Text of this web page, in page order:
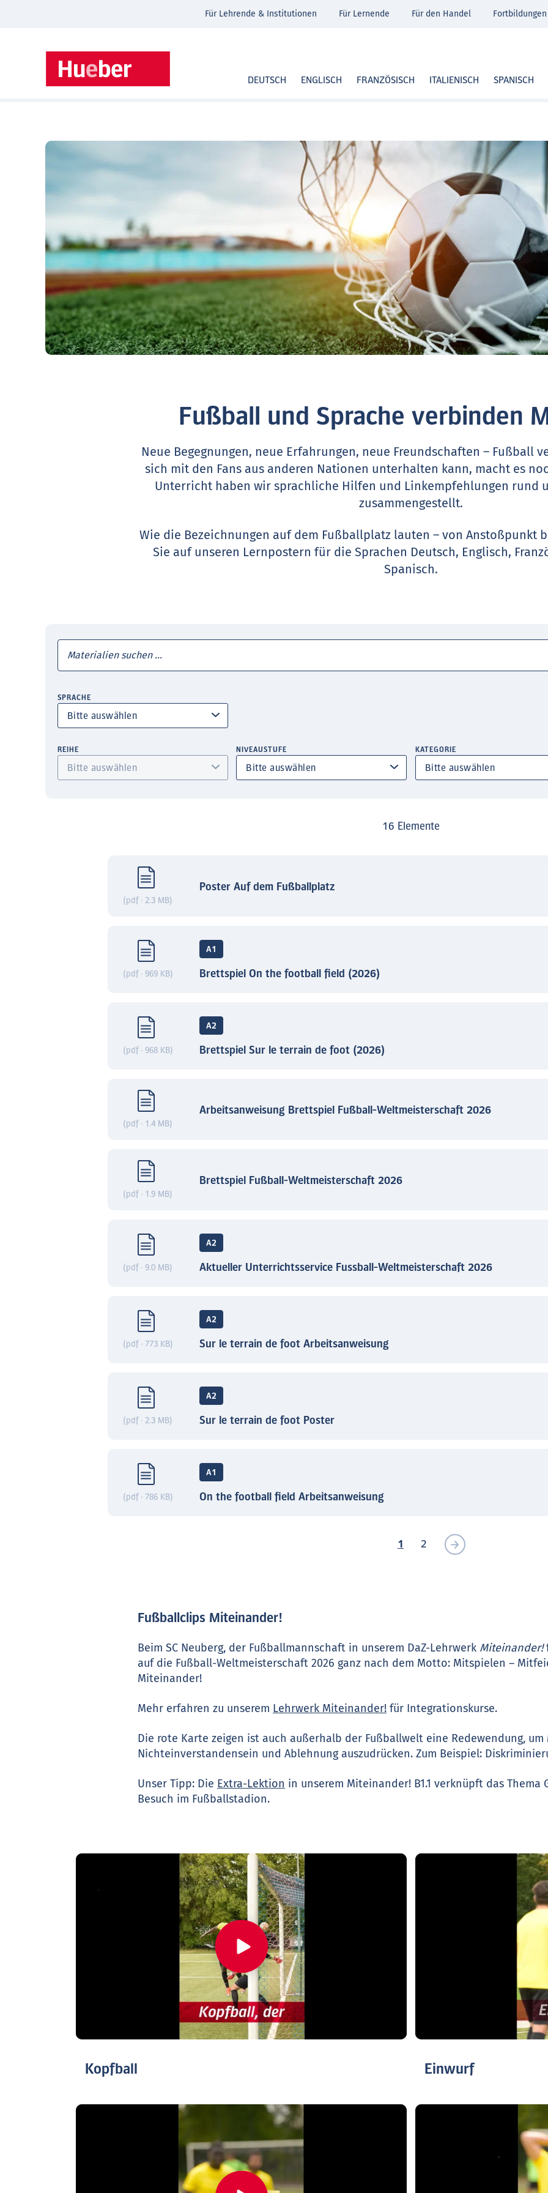
DEUTSCH ENGLISCH FRANZÖSISCH ITALIENISCH SPANISCH
Für Lehrende & Institutionen Für Lernende Für den Handel Fortbildungen
Fußball und Sprache verbinden
Neue Begegnungen, neue Erfahrungen, neue Freundschaften – Fußball
sich mit den Fans aus anderen Nationen unterhalten kann, macht es
Unterricht haben wir sprachliche Hilfen und Linkempfehlungen rund
zusammengestellt.
Wie die Bezeichnungen auf dem Fußballplatz lauten – von Anstoßpunkt
Sie auf unseren Lernpostern für die Sprachen Deutsch, Englisch,
Spanisch.
SPRACHE
REIHE NIVEAUSTUFE KATEGORIE
16 Elemente
Poster Auf dem Fußballplatz
(pdf · 2.3 MB)
A1
Brettspiel On the football field (2026)
(pdf · 969 KB)
A2
Brettspiel Sur le terrain de foot (2026)
(pdf · 968 KB)
Arbeitsanweisung Brettspiel Fußball-Weltmeisterschaft 2026
(pdf · 1.4 MB)
Brettspiel Fußball-Weltmeisterschaft 2026
(pdf · 1.9 MB)
A2
Aktueller Unterrichtsservice Fussball-Weltmeisterschaft 2026
(pdf · 9.0 MB)
A2
Sur le terrain de foot Arbeitsanweisung
(pdf · 773 KB)
A2
Sur le terrain de foot Poster
(pdf · 2.3 MB)
A1
On the football field Arbeitsanweisung
(pdf · 786 KB)
1 2
Fußballclips Miteinander!
Beim SC Neuberg, der Fußballmannschaft in unserem DaZ-Lehrwerk Miteinander!
auf die Fußball-Weltmeisterschaft 2026 ganz nach dem Motto: Mitspielen –
Miteinander!
Mehr erfahren zu unserem Lehrwerk Miteinander! für Integrationskurse.
Die rote Karte zeigen ist auch außerhalb der Fußballwelt eine Redewendung, um
Nichteinverstandensein und Ablehnung auszudrücken. Zum Beispiel:
Unser Tipp: Die Extra-Lektion in unserem Miteinander! B1.1 verknüpft das
Besuch im Fußballstadion.
Kopfball Einwurf